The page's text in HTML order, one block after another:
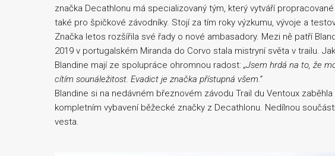
značka Decathlonu má specializovaný tým, který vytváří
také pro špičkové závodníky. Stojí za tím roky výzkumu, vývoje a
Značka letos rozšířila své řady o nové ambasadory. Mezi ně patří
2019 v portugalském Miranda do Corvo stala mistryní světa v trailu.
Blandine mají ze spolupráce ohromnou radost: „Jsem hrdá na to, že
cítím sounáležitost. Evadict je značka přístupná všem.“
Blandine si na nedávném březnovém závodu Trail du Ventoux
kompletním vybavení běžecké značky z Decathlonu. Nedílnou
vesta.